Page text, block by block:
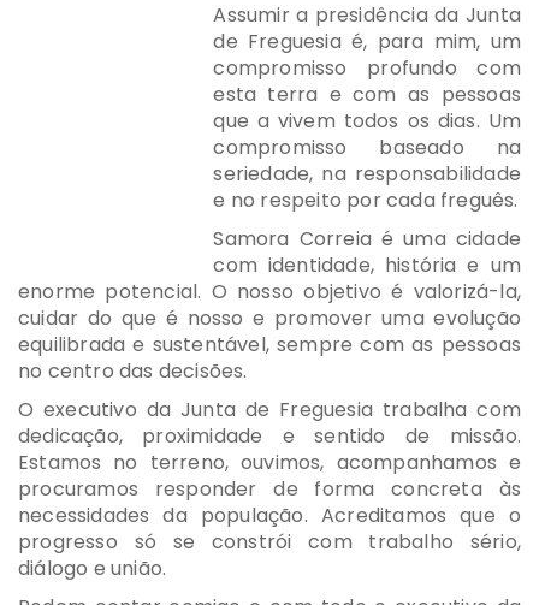
Assumir a presidência da Junta
de Freguesia é, para mim, um
compromisso profundo com
esta terra e com as pessoas
que a vivem todos os dias. Um
compromisso baseado na
seriedade, na responsabilidade
e no respeito por cada freguês.
Samora Correia é uma cidade
com identidade, história e um
enorme potencial. O nosso objetivo é valorizá-la,
cuidar do que é nosso e promover uma evolução
equilibrada e sustentável, sempre com as pessoas
no centro das decisões.
O executivo da Junta de Freguesia trabalha com
dedicação, proximidade e sentido de missão.
Estamos no terreno, ouvimos, acompanhamos e
procuramos responder de forma concreta às
necessidades da população. Acreditamos que o
progresso só se constrói com trabalho sério,
diálogo e união.